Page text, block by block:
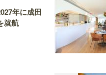
年に成田
就航